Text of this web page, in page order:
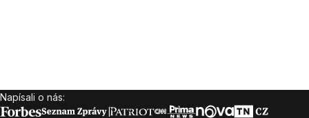
Zápätie
Napísali o nás: